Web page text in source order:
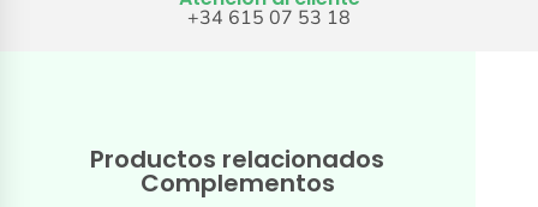
+34 615 07 53 18
Productos relacionados
Complementos